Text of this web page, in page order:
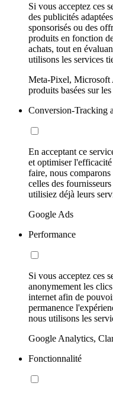
Si vous acceptez ces
des publicités
sponsorisés ou des
produits en fonction
achats, tout en
utilisons les services
Meta-Pixel, Microsoft
produits basées sur
Conversion-Tracking
En acceptant ce
et optimiser
faire, nous
celles des
utilisiez déjà leurs
Google Ads
Performance
Si vous acceptez ces
anonymement les
internet afin de
permanence
nous utilisons les
Google Analytics,
Fonctionnalité